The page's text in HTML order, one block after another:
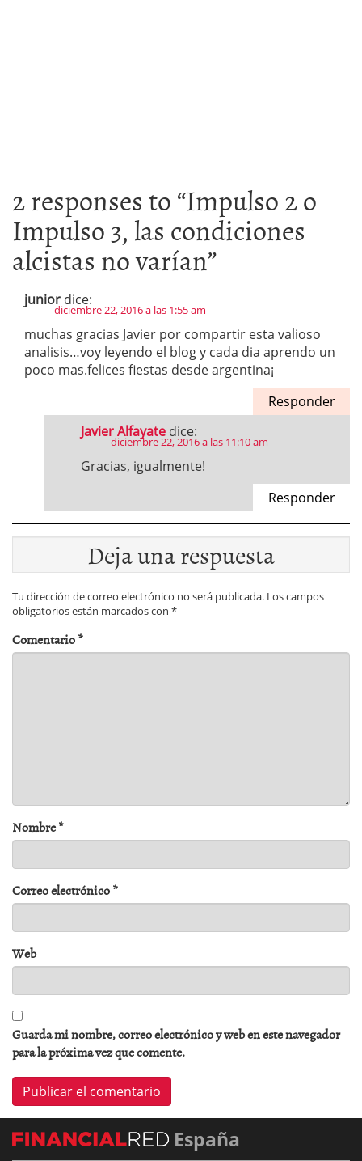
2 responses to “Impulso 2 o
Impulso 3, las condiciones
alcistas no varían”
junior dice:
diciembre 22, 2016 a las 1:55 am
muchas gracias Javier por compartir esta valioso
analisis…voy leyendo el blog y cada dia aprendo un
poco mas.felices fiestas desde argentina¡
Responder
Javier Alfayate dice:
diciembre 22, 2016 a las 11:10 am
Gracias, igualmente!
Responder
Deja una respuesta
Tu dirección de correo electrónico no será publicada. Los campos
obligatorios están marcados con *
Comentario*
Nombre*
Correo electrónico*
Web
Guarda mi nombre, correo electrónico y web en este navegador
para la próxima vez que comente.
España